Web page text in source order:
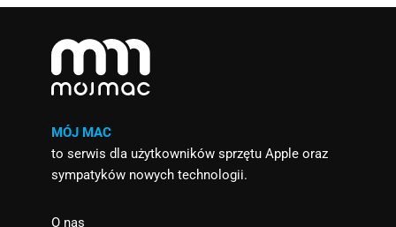
MÓJ MAC
to serwis dla użytkowników sprzętu Apple oraz
sympatyków nowych technologii.
O nas